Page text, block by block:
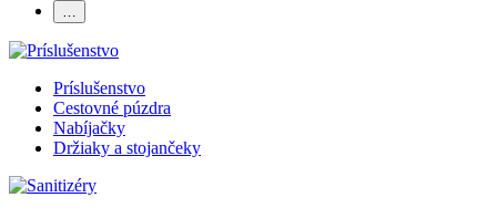
…
Príslušenstvo
Cestovné púzdra
Nabíjačky
Držiaky a stojančeky